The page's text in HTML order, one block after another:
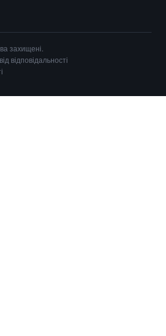
захищені.
відповідальності